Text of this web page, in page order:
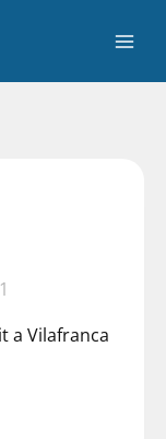
a Vilafranca